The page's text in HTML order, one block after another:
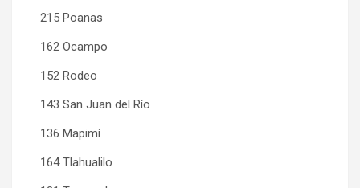
215 Poanas
162 Ocampo
152 Rodeo
143 San Juan del Río
136 Mapimí
164 Tlahualilo